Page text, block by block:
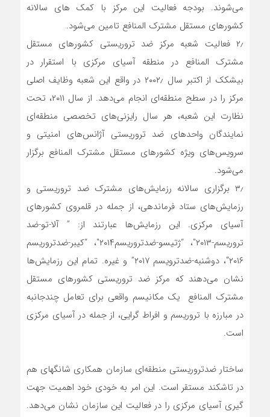
می‌شوند. بودجه فعالیت این مرکز با کمک های سالانه
کشورهای مستقل مشترک المنافع تامین می‌شود.
۲٫ فعالیت شعبه مرکز ضد تروریستی کشورهای مستقل
مشترک المنافع در منطقه آسیای مرکزی با استقرار در
بیشکک از اکتبر سال ۲۰۰۲٫ در واقع این شعبه وظایف اصلی
مرکز را در سطح منطقه‌‌ای انجام می‌دهد. از سال ۲۰۱۱، تحت
نظارت این شعبه، هر سال رایزنی‌های تخصصی منطقه‌ای
نمایندگان واحدهای ضد تروریستی آژانس‌های امنیتی و
سرویس‌های ویژه کشورهای مستقل مشترک المنافع برگزار
می‌شود.
۳٫ برگزاری سالانه رزمایش‌های مشترک ضد تروریستی و
رزمایش‌های ستاد فرماندهی، از جمله در قلمروی کشورهای
آسیای مرکزی. این رزمایش‌ها عبارتند از: ” آلا-تو-ضد
تروریسم-۲۰۱۳″، “ژتیسو-ضدتروریسم۲۰۱۴″، “کیبر-ضدتروریسم
۲۰۱۶″، دوشنبه-ضدترویسم ۲۰۱۷” و غیره. تمام این رزمایش‌ها
نشان می‌دهند که مرکز ضد تروریستی کشورهای مستقل
مشترک المنافع یک مکانیسم واقعی برای تعامل چندجانبه
در مبارزه با تروریسم و ​​افراط گرایی، از جمله در آسیای مرکزی
است.
ساختار ضدتروریستی منطقه‌ای سازمان همکاری شانگهای هم
در تاشکند مستقر است. این امر به خودی خود اهمیت جهت
گیری آسیای مرکزی را در فعالیت این سازمان نشان می‌دهد.